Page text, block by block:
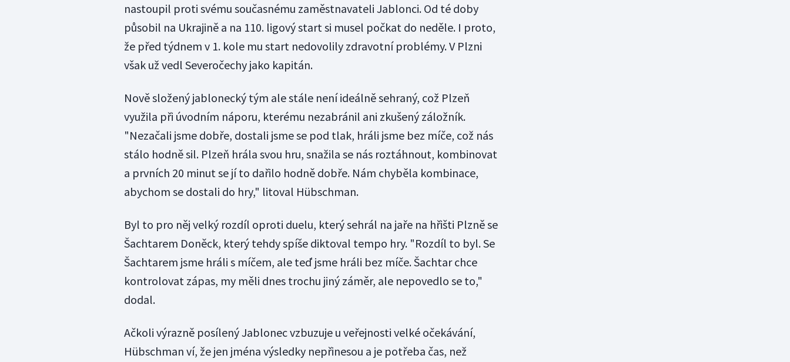
nastoupil proti svému současnému zaměstnavateli Jablonci. Od té doby
působil na Ukrajině a na 110. ligový start si musel počkat do neděle. I proto,
že před týdnem v 1. kole mu start nedovolily zdravotní problémy. V Plzni
však už vedl Severočechy jako kapitán.
Nově složený jablonecký tým ale stále není ideálně sehraný, což Plzeň
využila při úvodním náporu, kterému nezabránil ani zkušený záložník.
"Nezačali jsme dobře, dostali jsme se pod tlak, hráli jsme bez míče, což nás
stálo hodně sil. Plzeň hrála svou hru, snažila se nás roztáhnout, kombinovat
a prvních 20 minut se jí to dařilo hodně dobře. Nám chyběla kombinace,
abychom se dostali do hry," litoval Hübschman.
Byl to pro něj velký rozdíl oproti duelu, který sehrál na jaře na hřišti Plzně se
Šachtarem Doněck, který tehdy spíše diktoval tempo hry. "Rozdíl to byl. Se
Šachtarem jsme hráli s míčem, ale teď jsme hráli bez míče. Šachtar chce
kontrolovat zápas, my měli dnes trochu jiný záměr, ale nepovedlo se to,"
dodal.
Ačkoli výrazně posílený Jablonec vzbuzuje u veřejnosti velké očekávání,
Hübschman ví, že jen jména výsledky nepřinesou a je potřeba čas, než